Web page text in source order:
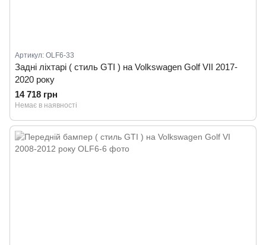
Артикул: OLF6-33
Задні ліхтарі ( стиль GTI ) на Volkswagen Golf VII 2017-
2020 року
14 718 грн
Немає в наявності